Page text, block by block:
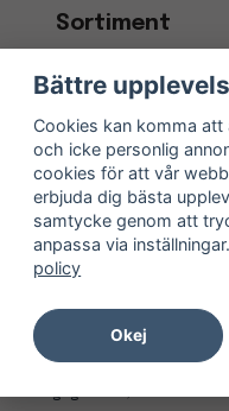
Sortiment
Hygien- &
Inredning &
Elektronik
Kampanjer
Järnvägsgatan 8, 243 30 Höör
Bättre
Cookies kan komma
och icke personlig
cookies för att vår
erbjuda dig bästa
samtycke genom att
anpassa via
policy
Okej